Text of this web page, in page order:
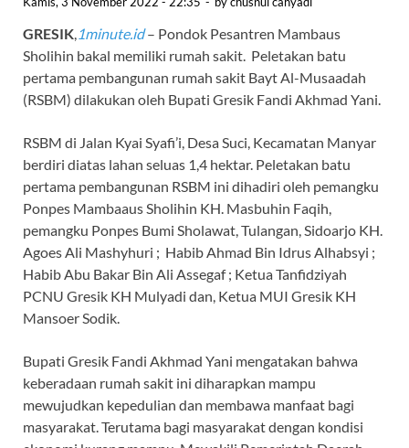
GRESIK 1minute.id– Pondok Pesantren Mambaus
Sholihin bakal memiliki rumah sakit. Peletakan batu
pertama pembangunan rumah sakit Bayt Al-Musaadah
(RSBM) dilakukan oleh Bupati Gresik Fandi Akhmad Yani.
RSBM di Jalan Kyai Syafi’i, Desa Suci, Kecamatan Manyar
berdiri diatas lahan seluas 1,4 hektar. Peletakan batu
pertama pembangunan RSBM ini dihadiri oleh pemangku
Ponpes Mambaaus Sholihin KH. Masbuhin Faqih,
pemangku Ponpes Bumi Sholawat, Tulangan, Sidoarjo KH.
Agoes Ali Mashyhuri ; Habib Ahmad Bin Idrus Alhabsyi ;
Habib Abu Bakar Bin Ali Assegaf ; Ketua Tanfidziyah
PCNU Gresik KH Mulyadi dan, Ketua MUI Gresik KH
Mansoer Sodik.
Bupati Gresik Fandi Akhmad Yani mengatakan bahwa
keberadaan rumah sakit ini diharapkan mampu
mewujudkan kepedulian dan membawa manfaat bagi
masyarakat. Terutama bagi masyarakat dengan kondisi